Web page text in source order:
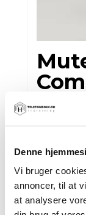
Denne
Vi bruger
annoncer, til at
at analysere
Kontakt os